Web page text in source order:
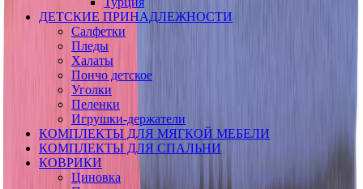
ДЕТСКИЕ ПРИНАДЛЕЖНОСТИ
Салфетки
Пледы
Халаты
Пончо детское
Уголки
Пеленки
Игрушки-держатели
КОМПЛЕКТЫ ДЛЯ МЯГКОЙ МЕБЕЛИ
КОМПЛЕКТЫ ДЛЯ СПАЛЬНИ
КОВРИКИ
Циновка